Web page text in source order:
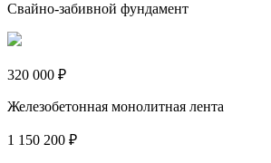
Свайно-забивной фундамент
320 000 ₽
Железобетонная монолитная лента
1 150 200 ₽